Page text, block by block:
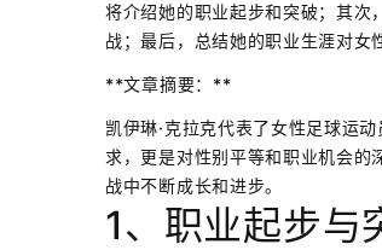
将介绍她的职业起步和突破；其次
战；最后，总结她的职业生涯对女
**文章摘要：**
凯伊琳·克拉克代表了女性足球运
求，更是对性别平等和职业机会的
战中不断成长和进步。
1、职业起步与